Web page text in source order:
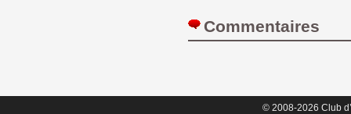
Commentaires
© 2008-2026 Club